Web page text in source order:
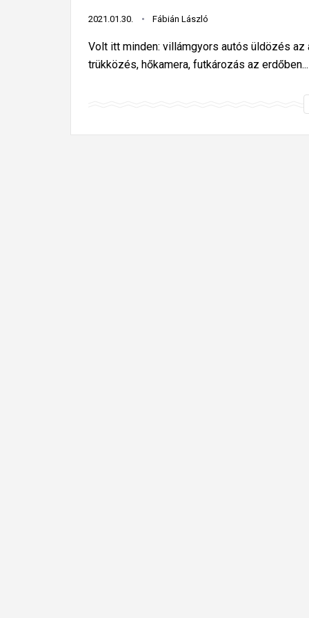
2021.01.30. Fábián László
Volt itt minden: villámgyors autós üldözés
trükközés, hőkamera, futkározás az erdőben...